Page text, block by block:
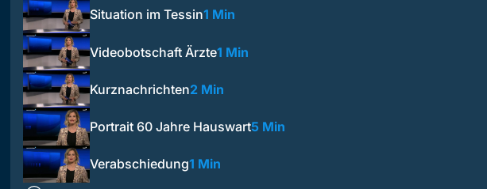
Situation im Tessin1 Min
Videobotschaft Ärzte1 Min
Kurznachrichten2 Min
Portrait 60 Jahre Hauswart5 Min
Verabschiedung1 Min